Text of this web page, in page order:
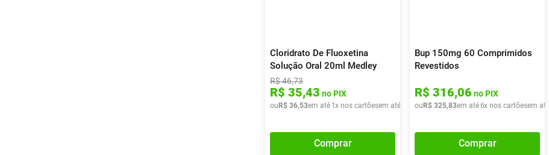
Cloridrato De Fluoxetina
Solução Oral 20ml Medley
R$46,73
R$ 35,43 no PIX
ouR$ 36,53em até 1x nos cartõesem até x deR$ 36,53
Comprar
Bup 150mg 60 Comprimidos
Revestidos
R$ 316,06 no PIX
ouR$ 325,83em até6x nos cartõesem até
Comprar